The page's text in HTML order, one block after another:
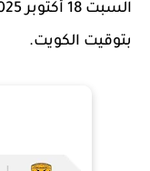
بتوقيت الكويت.